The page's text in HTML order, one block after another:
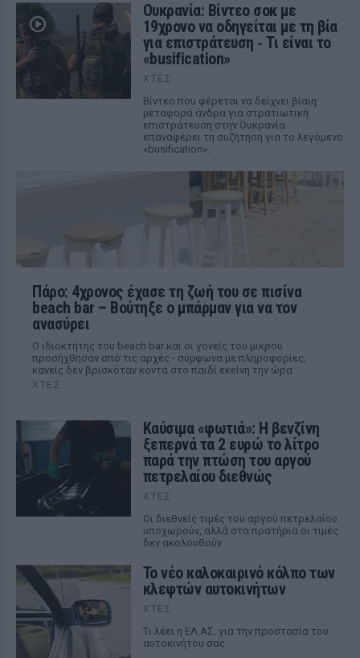
Ουκρανία: Βίντεο σοκ με
19χρονο να οδηγείται με τη βία
για επιστράτευση ‑ Τι είναι το
«busification»
ΧΤΕΣ
Βίντεο που φέρεται να δείχνει βίαιη
μεταφορά άνδρα για στρατιωτική
επιστράτευση στην Ουκρανία
επαναφέρει τη συζήτηση για το λεγόμενο
«busification».
Πάρο: 4χρονος έχασε τη ζωή του σε πισίνα
beach bar – Βούτηξε ο μπάρμαν για να τον
ανασύρει
Ο ιδιοκτήτης του beach bar και οι γονείς του μικρού
προσήχθησαν από τις αρχές - σύμφωνα με πληροφορίες,
κανείς δεν βρισκόταν κοντά στο παιδί εκείνη την ώρα
ΧΤΕΣ
Καύσιμα «φωτιά»: Η βενζίνη
ξεπερνά τα 2 ευρώ το λίτρο
παρά την πτώση του αργού
πετρελαίου διεθνώς
ΧΤΕΣ
Οι διεθνείς τιμές του αργού πετρελαίου
υποχωρούν, αλλά στα πρατήρια οι τιμές
δεν ακολουθούν
Το νέο καλοκαιρινό κόλπο των
κλεφτών αυτοκινήτων
ΧΤΕΣ
Tι λέει η ΕΛ.ΑΣ. για την προστασία του
αυτοκινήτου σας